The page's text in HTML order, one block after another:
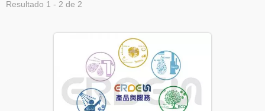
Resultado 1 - 2 de 2